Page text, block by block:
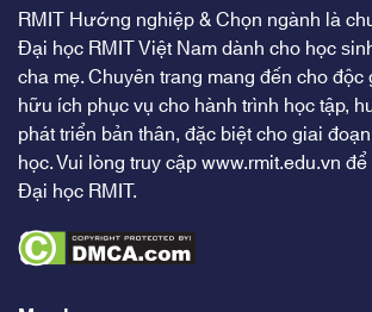
RMIT Hướng nghiệp & Chọn ngành là
Đại học RMIT Việt Nam dành cho học
cha mẹ. Chuyên trang mang đến cho
hữu ích phục vụ cho hành trình học tập,
phát triển bản thân, đặc biệt cho giai
học. Vui lòng truy cậpwww.rmit.edu.vn
Đại học RMIT.